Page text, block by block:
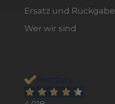
Ersatz und Rückgabe
Wer wir sind